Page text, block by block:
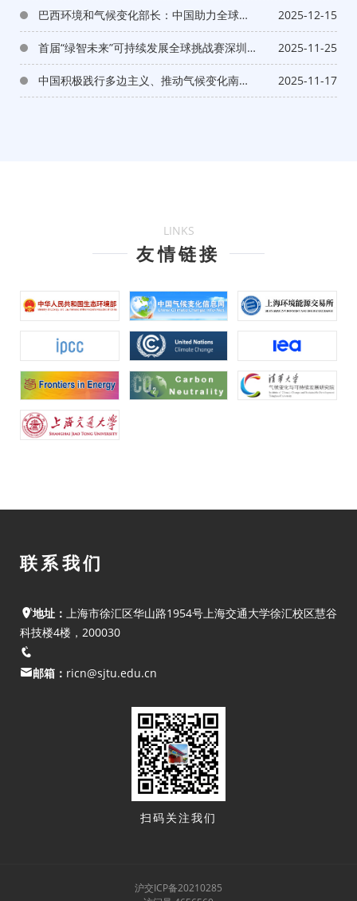
中国说到做到（中国新闻社） 2025-12-15
巴西环境和气候变化部长：中国助力全球南
方应对气候变化（新华社） 2025-11-25
首届“绿智未来”可持续发展全球挑战赛深圳
落幕 多国携手共探绿色创新之路 2025-11-17
中国积极践行多边主义、推动气候变化南南
LINKS
友情链接
联系我们
地址： 上海市徐汇区华山路1954号上海交通大学徐汇校区慧谷
科技楼4楼，200030
邮箱： ricn@sjtu.edu.cn
扫码关注我们
沪交ICP备20210285